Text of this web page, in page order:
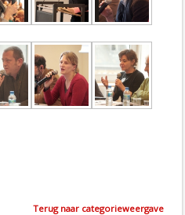
Terug naar categorieweergave